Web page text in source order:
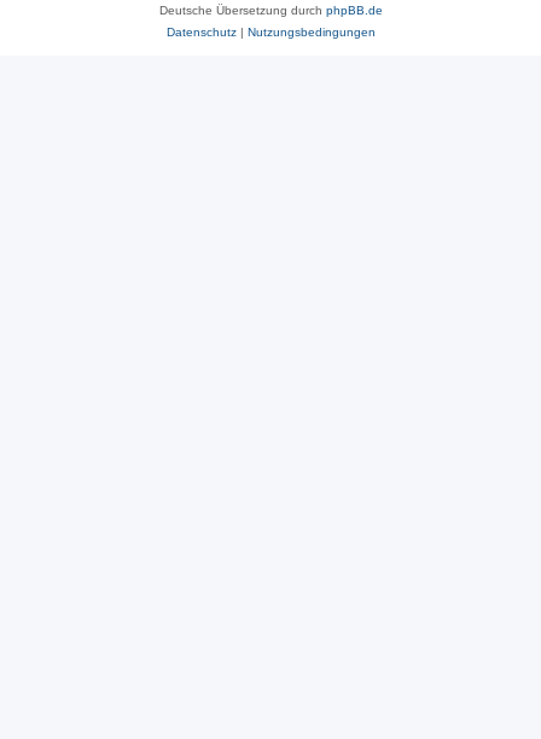
Deutsche Übersetzung durch phpBB.de
Datenschutz| Nutzungsbedingungen